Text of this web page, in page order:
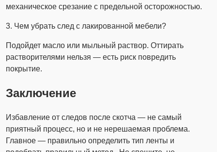
механическое срезание с предельной осторожностью.
3. Чем убрать след с лакированной мебели?
Подойдет масло или мыльный раствор. Оттирать
растворителями нельзя — есть риск повредить
покрытие.
Заключение
Избавление от следов после скотча — не самый
приятный процесс, но и не нерешаемая проблема.
Главное — правильно определить тип ленты и